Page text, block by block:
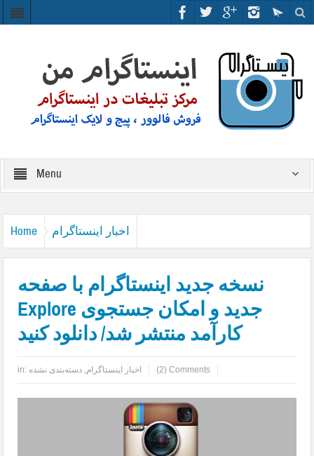
Menu
Home اخبار اینستاگرام
نسخه جدید اینستاگرام با صفحه
Explore جدید و امکان جستجوی
کارآمد منتشر شد/ دانلود کنید
in: اخبار اینستاگرام, دسته‌بندی نشده (2) Comments